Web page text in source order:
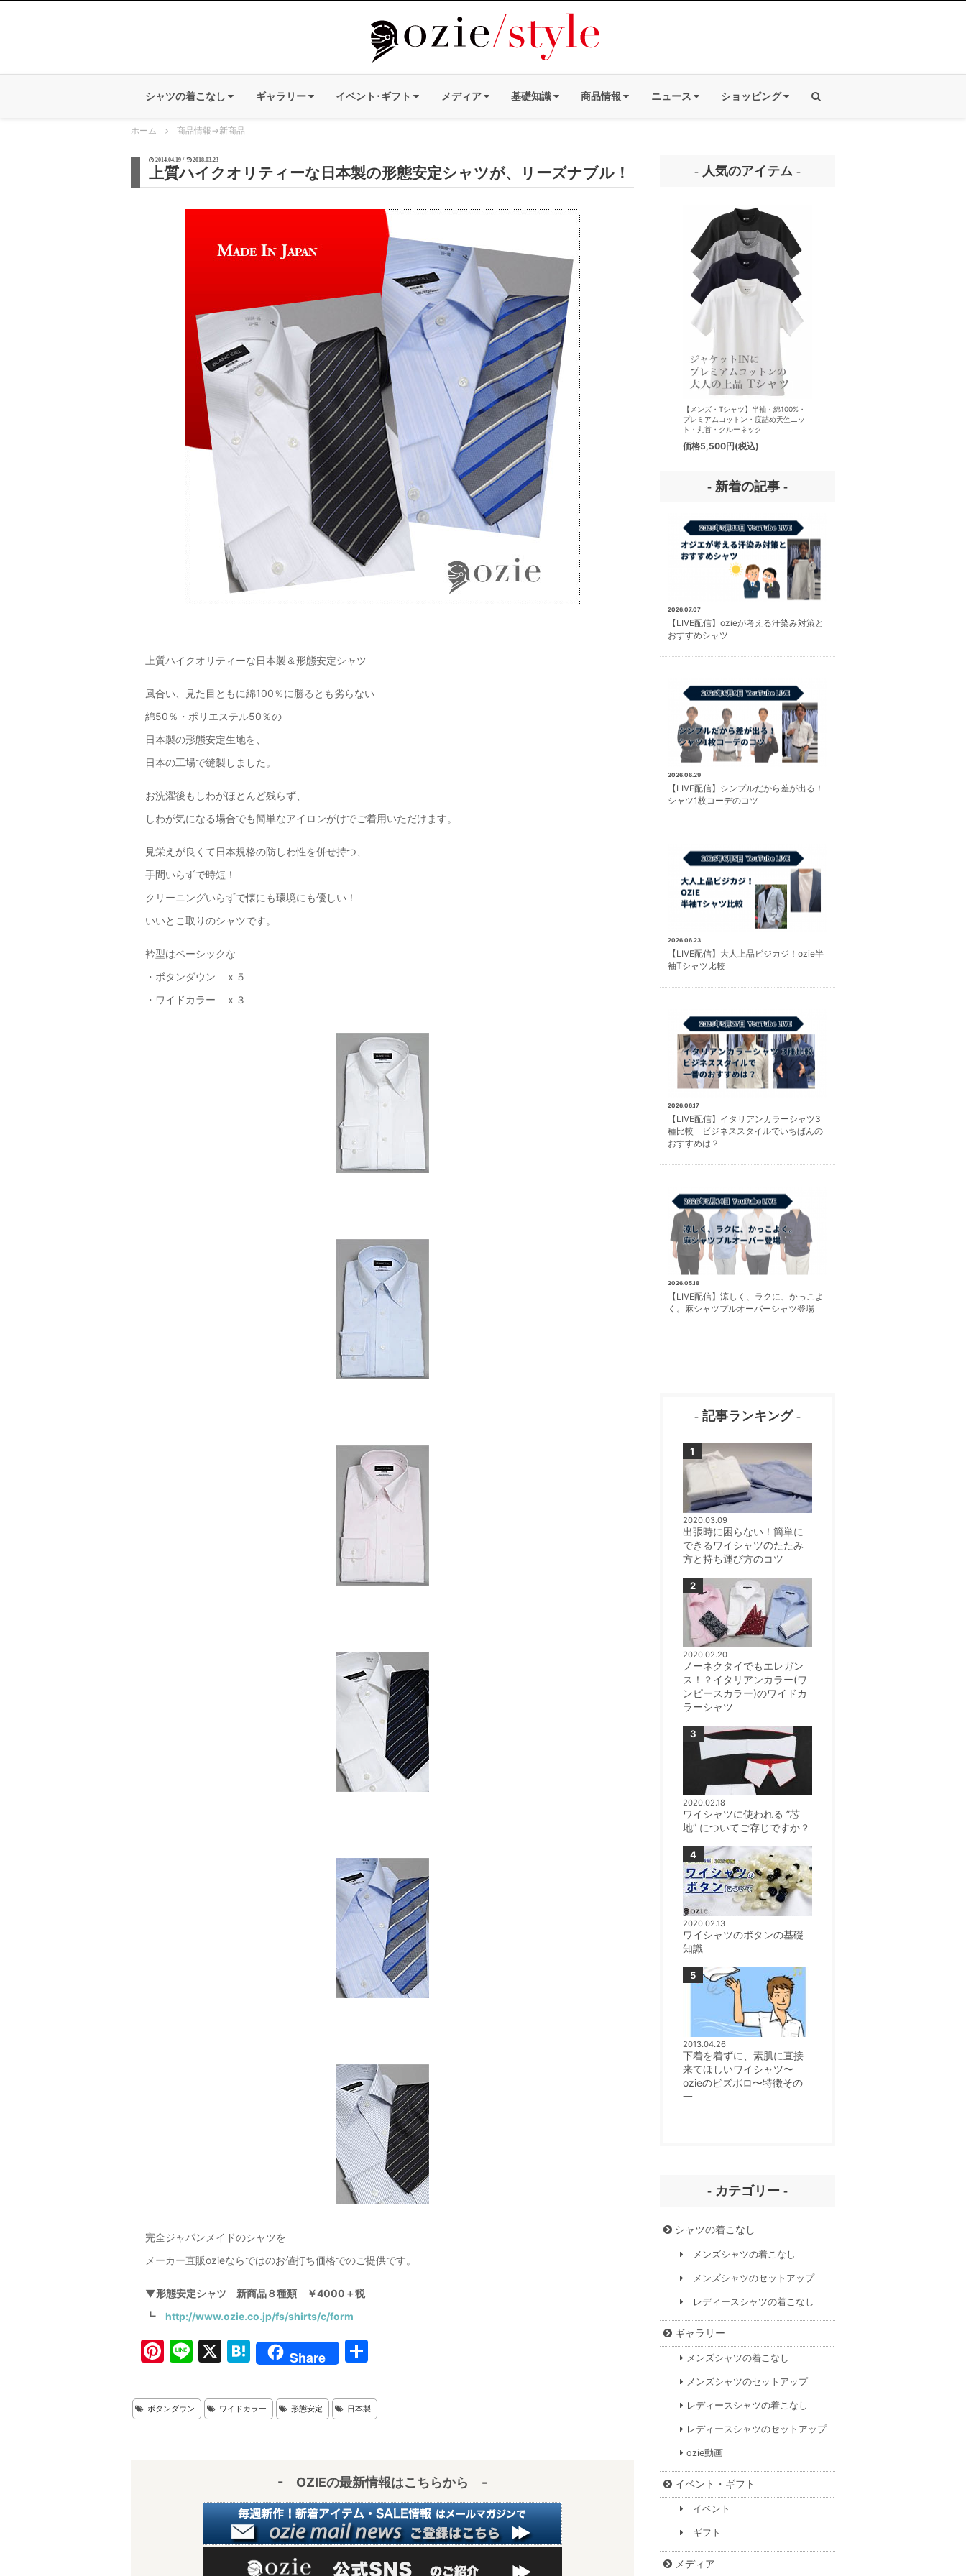
シャツの着こなし ギャラリー イベント･ギフト メディア 基礎知識 商品情報 ニュース ショッピング
ホーム 商品情報→新商品
2014.04.19 / 2018.03.23
上質ハイクオリティーな日本製の形態安定シャツが、リーズナブル！
上質ハイクオリティーな日本製＆形態安定シャツ
風合い、見た目ともに綿100％に勝るとも劣らない
綿50％・ポリエステル50％の
日本製の形態安定生地を、
日本の工場で縫製しました。
お洗濯後もしわがほとんど残らず、
しわが気になる場合でも簡単なアイロンがけでご着用いただけます。
見栄えが良くて日本規格の防しわ性を併せ持つ、
手間いらずで時短！
クリーニングいらずで懐にも環境にも優しい！
いいとこ取りのシャツです。
衿型はベーシックな
・ボタンダウン ｘ５
・ワイドカラー ｘ３
完全ジャパンメイドのシャツを
メーカー直販ozieならではのお値打ち価格でのご提供です。
▼形態安定シャツ 新商品８種類 ￥4000＋税
┗ http://www.ozie.co.jp/fs/shirts/c/form
Pi
nt
er
e
Li
n
e
X
H
at
e
n
Share
有
ボタンダウン ワイドカラー 形態安定 日本製
- OZIEの最新情報はこちらから -
- 人気のアイテム -
【メンズ・ドレスシャツ・ワイシャツ・
半袖】ナチュラルフィット・クールマッ
クス・ドライ・形態安定・オックスフォ
ード・イタリアンカラー・ボタンダウ
ン・スキッパー・第一ボタン無し
価格7,150円 (税込)
【メンズ・Tシャツ】半袖・綿100%・
プレミアムコットン・度詰め天竺ニッ
ト・丸首・クルーネック
価格5,500円(税込)
- 新着の記事 -
2026.07.07
【LIVE配信】ozieが考える汗染み対策と
おすすめシャツ
2026.06.29
【LIVE配信】シンプルだから差が出る！
シャツ1枚コーデのコツ
2026.06.23
【LIVE配信】大人上品ビジカジ！ozie半
袖Tシャツ比較
2026.06.17
【LIVE配信】イタリアンカラーシャツ3
種比較 ビジネススタイルでいちばんの
おすすめは？
2026.05.18
【LIVE配信】涼しく、ラクに、かっこよ
く。麻シャツプルオーバーシャツ登場
- 記事ランキング -
2020.03.09
出張時に困らない！簡単に
できるワイシャツのたたみ
方と持ち運び方のコツ
2020.02.20
ノーネクタイでもエレガン
ス！？イタリアンカラー(ワ
ンピースカラー)のワイドカ
ラーシャツ
2020.02.18
ワイシャツに使われる ”芯
地” についてご存じですか？
2020.02.13
ワイシャツのボタンの基礎
知識
2013.04.26
下着を着ずに、素肌に直接
来てほしいワイシャツ〜
ozieのビズポロ〜特徴その
一
- カテゴリー -
シャツの着こなし
メンズシャツの着こなし
メンズシャツのセットアップ
レディースシャツの着こなし
ギャラリー
メンズシャツの着こなし
メンズシャツのセットアップ
レディースシャツの着こなし
レディースシャツのセットアップ
ozie動画
イベント・ギフト
イベント
ギフト
メディア